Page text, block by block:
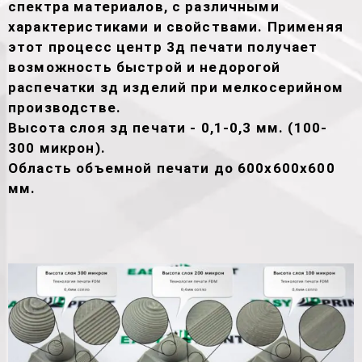
спектра материалов, с различными
характеристиками и свойствами. Применяя
этот процесс центр 3д печати получает
возможность быстрой и недорогой
распечатки зд изделий при мелкосерийном
производстве.
Высота слоя зд печати - 0,1-0,3 мм. (100-
300 микрон).
Область объемной печати до 600х600х600
мм.